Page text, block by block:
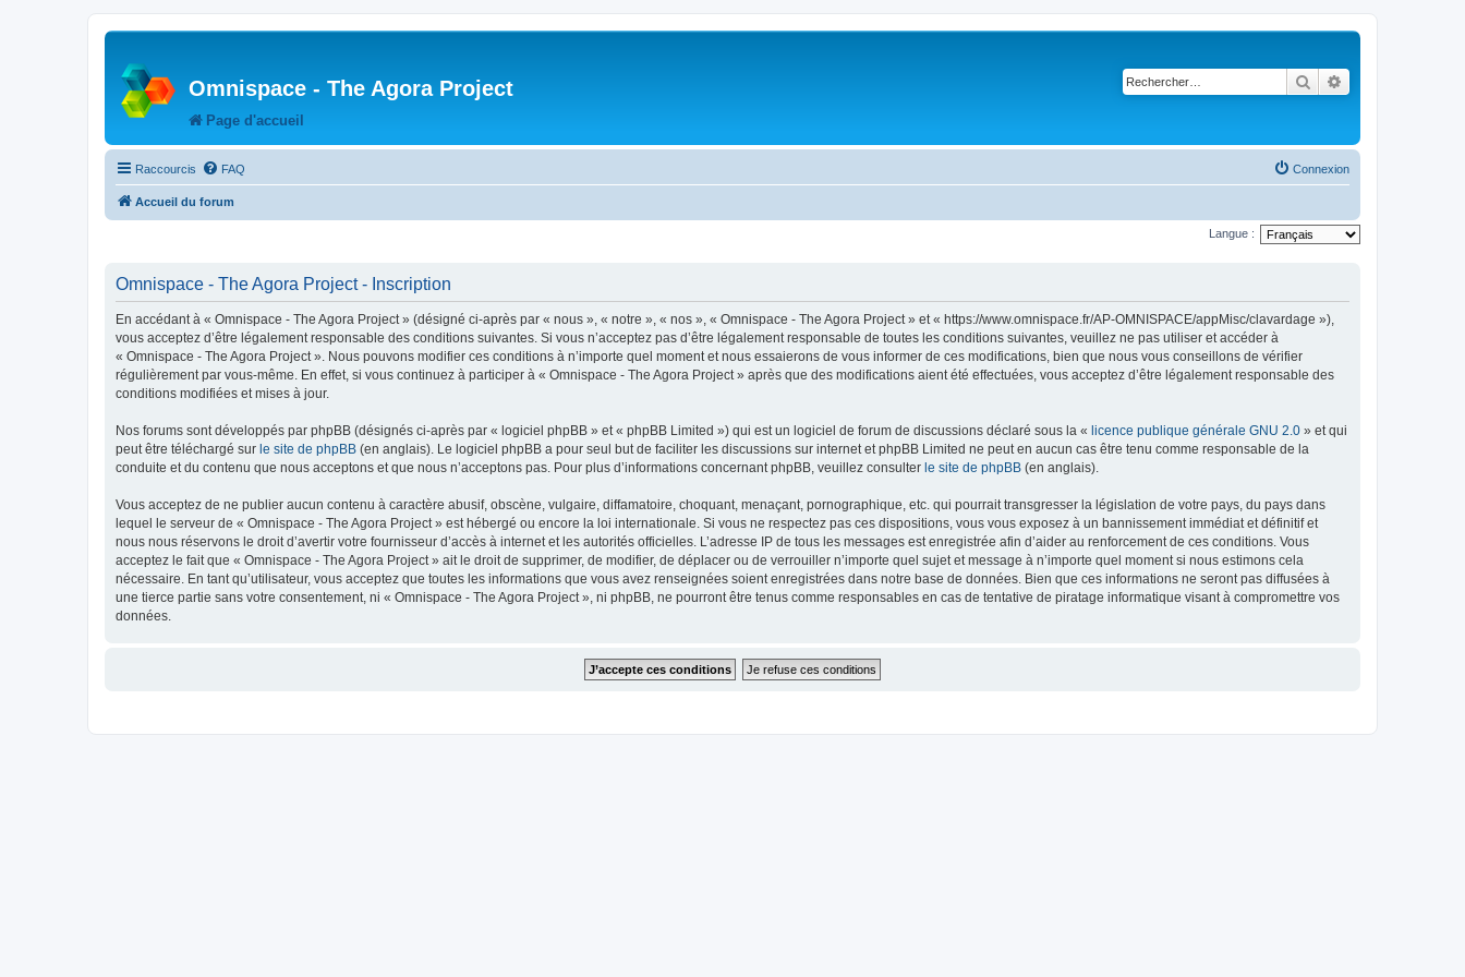
Omnispace - The Agora Project
Page d'accueil
Rechercher
Raccourcis FAQ Connexion
Accueil du forum
Langue :
Omnispace - The Agora Project - Inscription
En accédant à « Omnispace - The Agora Project » (désigné ci-après par « nous », « notre », « nos », « Omnispace - The Agora Project » et « https://www.omnispace.fr/AP-OMNISPACE/appMisc/clavardage »),
vous acceptez d’être légalement responsable des conditions suivantes. Si vous n’acceptez pas d’être légalement responsable de toutes les conditions suivantes, veuillez ne pas utiliser et accéder à
« Omnispace - The Agora Project ». Nous pouvons modifier ces conditions à n’importe quel moment et nous essaierons de vous informer de ces modifications, bien que nous vous conseillons de vérifier
régulièrement par vous-même. En effet, si vous continuez à participer à « Omnispace - The Agora Project » après que des modifications aient été effectuées, vous acceptez d’être légalement responsable des
conditions modifiées et mises à jour.
Nos forums sont développés par phpBB (désignés ci-après par « logiciel phpBB » et « phpBB Limited ») qui est un logiciel de forum de discussions déclaré sous la « licence publique générale GNU 2.0 » et qui
peut être téléchargé sur le site de phpBB (en anglais). Le logiciel phpBB a pour seul but de faciliter les discussions sur internet et phpBB Limited ne peut en aucun cas être tenu comme responsable de la
conduite et du contenu que nous acceptons et que nous n’acceptons pas. Pour plus d’informations concernant phpBB, veuillez consulter le site de phpBB (en anglais).
Vous acceptez de ne publier aucun contenu à caractère abusif, obscène, vulgaire, diffamatoire, choquant, menaçant, pornographique, etc. qui pourrait transgresser la législation de votre pays, du pays dans
lequel le serveur de « Omnispace - The Agora Project » est hébergé ou encore la loi internationale. Si vous ne respectez pas ces dispositions, vous vous exposez à un bannissement immédiat et définitif et
nous nous réservons le droit d’avertir votre fournisseur d’accès à internet et les autorités officielles. L’adresse IP de tous les messages est enregistrée afin d’aider au renforcement de ces conditions. Vous
acceptez le fait que « Omnispace - The Agora Project » ait le droit de supprimer, de modifier, de déplacer ou de verrouiller n’importe quel sujet et message à n’importe quel moment si nous estimons cela
nécessaire. En tant qu’utilisateur, vous acceptez que toutes les informations que vous avez renseignées soient enregistrées dans notre base de données. Bien que ces informations ne seront pas diffusées à
une tierce partie sans votre consentement, ni « Omnispace - The Agora Project », ni phpBB, ne pourront être tenus comme responsables en cas de tentative de piratage informatique visant à compromettre vos
données.